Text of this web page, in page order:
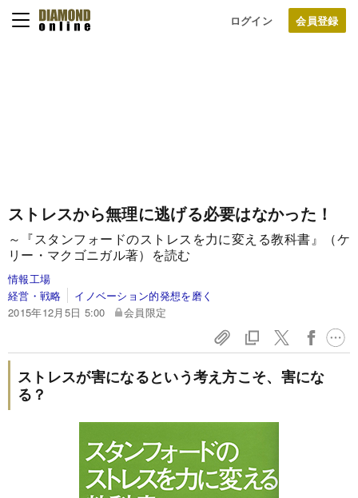
ログイン
ストレスから無理に逃げる必要はなかった！
～『スタンフォードのストレスを力に変える教科書』（ケ
リー・マクゴニガル著）を読む
情報工場
経営・戦略
イノベーション的発想を磨く
2015年12月5日 5:00
会員限定
ストレスが害になるという考え方こそ、害にな
る？